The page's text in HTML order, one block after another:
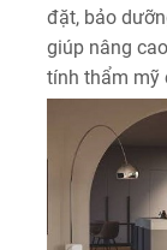
đặt, bảo
giúp nâng
tính thẩm mỹ